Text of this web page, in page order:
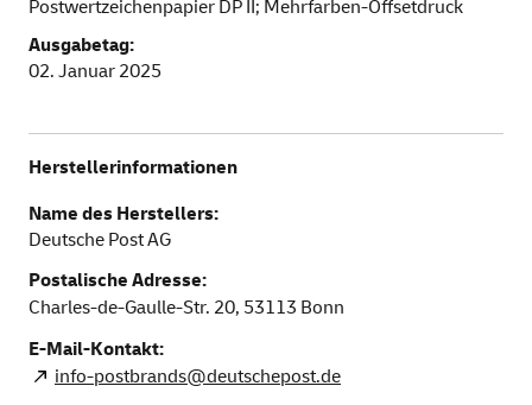
Postwertzeichenpapier DP II; Mehrfarben-Offsetdruck
Ausgabetag:
02. Januar 2025
Herstellerinformationen
Name des Herstellers:
Deutsche Post AG
Postalische Adresse:
Charles-de-Gaulle-Str. 20, 53113 Bonn
E-Mail-Kontakt:
info-postbrands@deutschepost.de